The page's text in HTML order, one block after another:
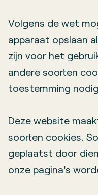
Volgens de wet
apparaat opslaan
zijn voor het
andere soorten
toestemming
Deze website
soorten cookies.
geplaatst door
onze pagina's